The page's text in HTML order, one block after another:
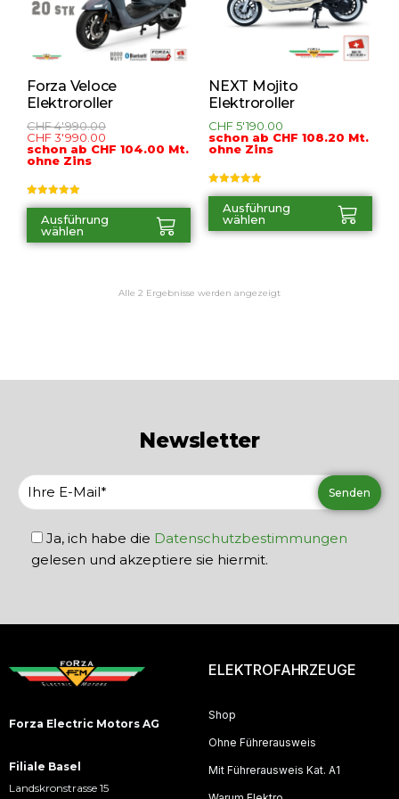
Forza Veloce
Elektroroller
CHF4'990.00
CHF3'990.00
schon ab CHF 104.00 Mt.
ohne Zins
Bewertet mit
5.00von 5
Ausführung
wählen
NEXT Mojito
Elektroroller
CHF5'190.00
schon ab CHF 108.20 Mt.
ohne Zins
Bewertet mit
5.00von 5
Ausführung
wählen
Alle 2 Ergebnisse werden angezeigt
Newsletter
Ja, ich habe die Datenschutzbestimmungen
gelesen und akzeptiere sie hiermit.
Forza Electric Motors AG
Filiale Basel
Landskronstrasse 15
ELEKTROFAHRZEUGE
Shop
Ohne Führerausweis
Mit Führerausweis Kat. A1